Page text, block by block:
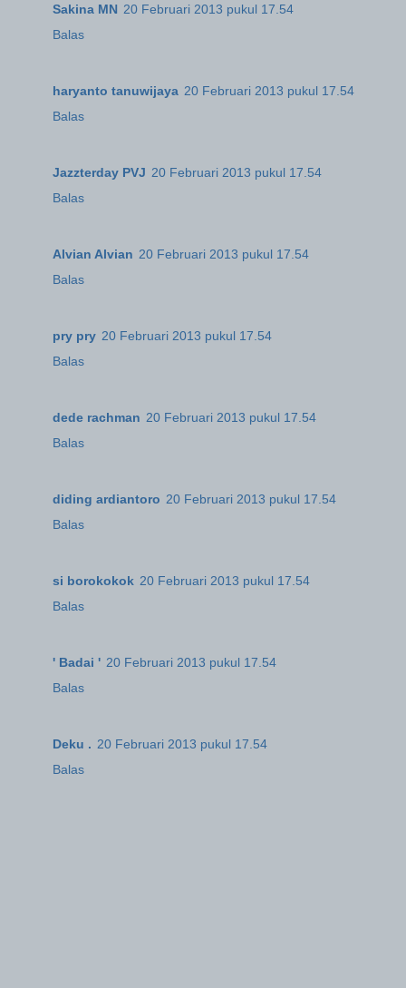
Sakina MN 20 Februari 2013 pukul 17.54
Balas
haryanto tanuwijaya 20 Februari 2013 pukul 17.54
Balas
Jazzterday PVJ 20 Februari 2013 pukul 17.54
Balas
Alvian Alvian 20 Februari 2013 pukul 17.54
Balas
pry pry 20 Februari 2013 pukul 17.54
Balas
dede rachman 20 Februari 2013 pukul 17.54
Balas
diding ardiantoro 20 Februari 2013 pukul 17.54
Balas
si borokokok 20 Februari 2013 pukul 17.54
Balas
' Badai ' 20 Februari 2013 pukul 17.54
Balas
Deku . 20 Februari 2013 pukul 17.54
Balas